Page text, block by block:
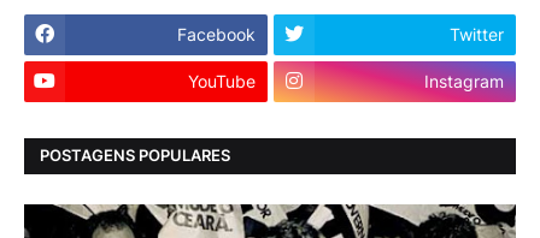
Facebook Twitter
YouTube Instagram
POSTAGENS POPULARES